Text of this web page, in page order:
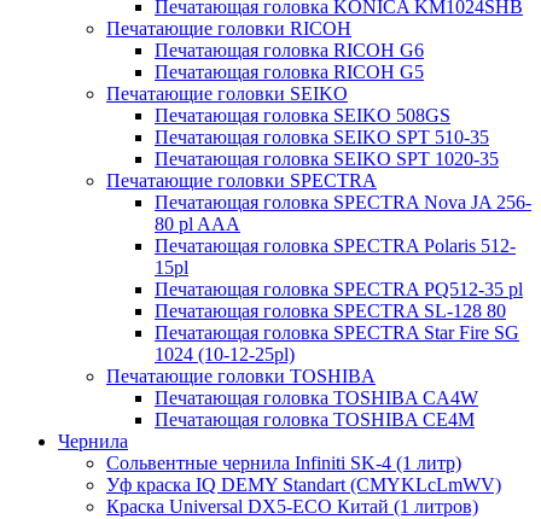
Печатающая головка KONICA KM1024SHB
Печатающие головки RICOH
Печатающая головка RICOH G6
Печатающая головка RICOH G5
Печатающие головки SEIKO
Печатающая головка SEIKO 508GS
Печатающая головка SEIKO SPT 510-35
Печатающая головка SEIKO SPT 1020-35
Печатающие головки SPECTRA
Печатающая головка SPECTRA Nova JA 256-
80 pl AAA
Печатающая головка SPECTRA Polaris 512-
15pl
Печатающая головка SPECTRA PQ512-35 pl
Печатающая головка SPECTRA SL-128 80
Печатающая головка SPECTRA Star Fire SG
1024 (10-12-25pl)
Печатающие головки TOSHIBA
Печатающая головка TOSHIBA CA4W
Печатающая головка TOSHIBA CE4M
Чернила
Сольвентные чернила Infiniti SK-4 (1 литр)
Уф краска IQ DEMY Standart (CMYKLcLmWV)
Краска Universal DX5-ECO Китай (1 литров)